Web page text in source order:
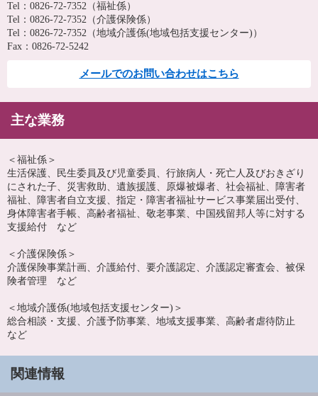
Tel：0826-72-7352 （福祉係）
Tel：0826-72-7352 （介護保険係）
Tel：0826-72-7352 （地域介護係(地域包括支援センター)）
Fax：0826-72-5242
メールでのお問い合わせはこちら
主な業務
＜福祉係＞
生活保護、民生委員及び児童委員、行旅病人・死亡人及びおきざり
にされた子、災害救助、遺族援護、原爆被爆者、社会福祉、障害者
福祉、障害者自立支援、指定・障害者福祉サービス事業届出受付、
身体障害者手帳、高齢者福祉、敬老事業、中国残留邦人等に対する
支援給付 など
＜介護保険係＞
介護保険事業計画、介護給付、要介護認定、介護認定審査会、被保
険者管理 など
＜地域介護係(地域包括支援センター)＞
総合相談・支援、介護予防事業、地域支援事業、高齢者虐待防止
など
関連情報